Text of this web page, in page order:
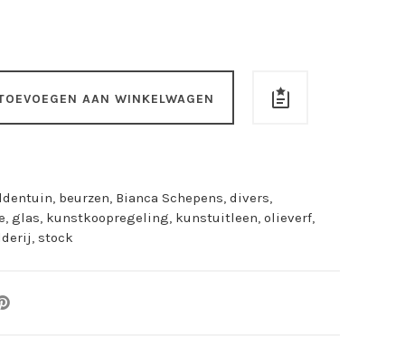
AAN WINKELWAGEN
, beurzen, Bianca Schepens, divers,
, glas, kunstkoopregeling, kunstuitleen, olieverf,
, stock